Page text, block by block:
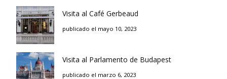
Visita al Café Gerbeaud
publicado el mayo 10, 2023
Visita al Parlamento de Budapest
publicado el marzo 6, 2023